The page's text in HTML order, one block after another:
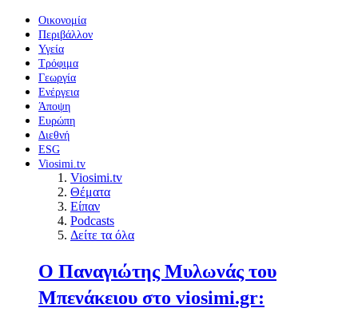
Οικονομία
Περιβάλλον
Υγεία
Τρόφιμα
Γεωργία
Ενέργεια
Άποψη
Ευρώπη
Διεθνή
ESG
Viosimi.tv
Viosimi.tv
Θέματα
Είπαν
Podcasts
Δείτε τα όλα
Ο Παναγιώτης Μυλωνάς του
Μπενάκειου στο viosimi.gr: